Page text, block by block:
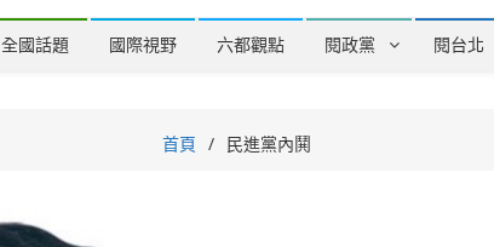
全國話題 國際視野 六都觀點 閱政黨 閱台北
首頁 民進黨內鬨